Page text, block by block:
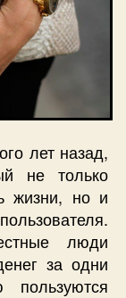
лет назад,
не только
жизни, но и
люди
за одни
пользуются